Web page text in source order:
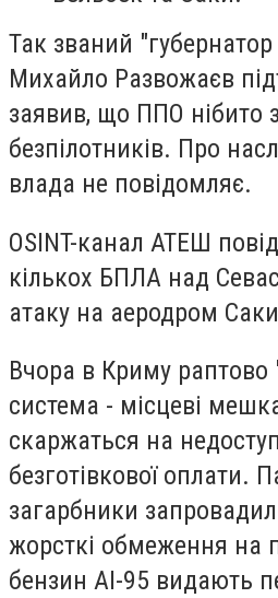
Так званий
Михайло Развожаєв
заявив, що ППО нібито
безпілотників. Про
влада не повідомляє.
OSINT-канал АТЕШ
кількох БПЛА над
атаку на аеродром
Вчора в Криму раптово
система - місцеві
скаржаться на
безготівкової оплати.
загарбники
жорсткі обмеження на
бензин АІ-95 видають